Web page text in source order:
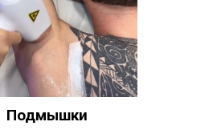
Подмышки